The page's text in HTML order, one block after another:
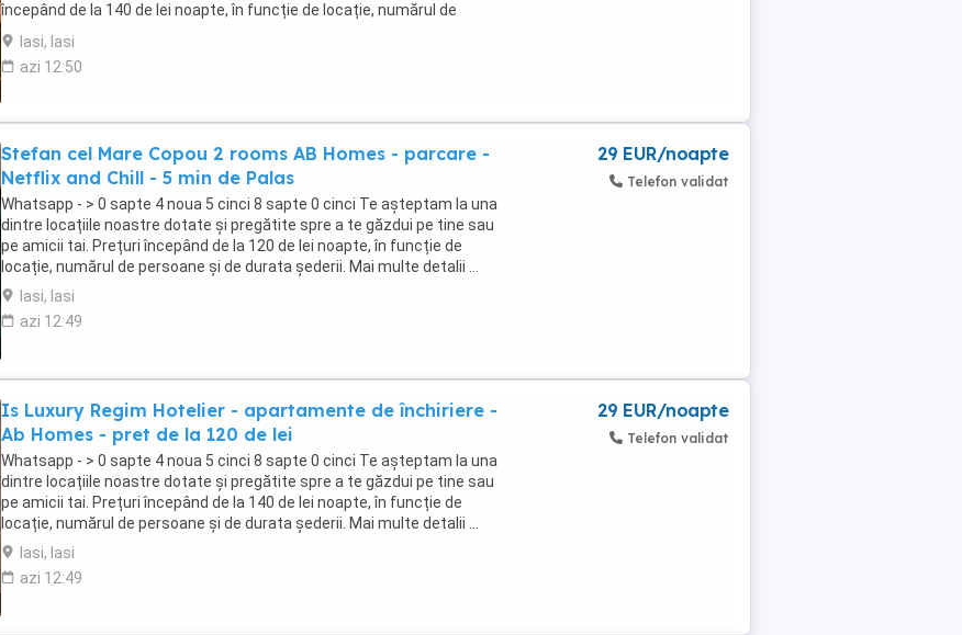
începând de la 140 de lei noapte, în funcție de locație, numărul de
persoane ...
Iasi, Iasi
azi 12:50
Stefan cel Mare Copou 2 rooms AB Homes - parcare -
Netflix and Chill - 5 min de Palas
Whatsapp - > 0 sapte 4 noua 5 cinci 8 sapte 0 cinci Te așteptam la una
dintre locațiile noastre dotate și pregătite spre a te găzdui pe tine sau
pe amicii tai. Prețuri începând de la 120 de lei noapte, în funcție de
locație, numărul de persoane și de durata șederii. Mai multe detalii ...
Iasi, Iasi
azi 12:49
29 EUR/noapte
Telefon validat
Is Luxury Regim Hotelier - apartamente de închiriere -
Ab Homes - pret de la 120 de lei
Whatsapp - > 0 sapte 4 noua 5 cinci 8 sapte 0 cinci Te așteptam la una
dintre locațiile noastre dotate și pregătite spre a te găzdui pe tine sau
pe amicii tai. Prețuri începând de la 140 de lei noapte, în funcție de
locație, numărul de persoane și de durata șederii. Mai multe detalii ...
Iasi, Iasi
azi 12:49
29 EUR/noapte
Telefon validat